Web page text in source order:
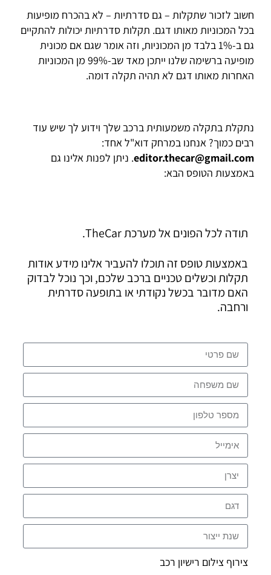
חשוב לזכור שתקלות – גם סדרתיות – לא בהכרח מופיעות
בכל המכוניות מאותו דגם. תקלות סדרתיות יכולות להתקיים
גם ב-1% בלבד מן המכוניות, וזה אומר שגם אם מכונית
מופיעה ברשימה שלנו ייתכן מאד שב-99% מן המכוניות
האחרות מאותו דגם לא תהיה תקלה דומה.
נתקלת בתקלה משמעותית ברכב שלך וידוע לך שיש עוד
רבים כמוך? אנחנו במרחק דוא"ל אחד:
editor.thecar@gmail.com. ניתן לפנות אלינו גם
באמצעות הטופס הבא:
תודה לכל הפונים אל מערכת TheCar.
באמצעות טופס זה תוכלו להעביר אלינו מידע אודות
תקלות וכשלים טכניים ברכב שלכם, וכך נוכל לבדוק
האם מדובר בכשל נקודתי או בתופעה סדרתית
ורחבה.
צירוף צילום רישיון רכב